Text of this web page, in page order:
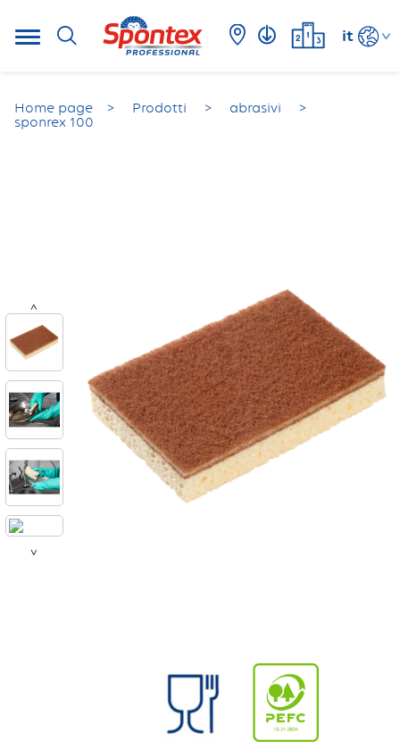
it
Home page Prodotti
abrasivi
sponrex 100
<
>